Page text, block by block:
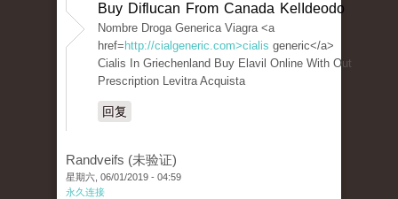
Buy Diflucan From Canada KelIdeodo
Nombre Droga Generica Viagra <a
href= http://cialgeneric.com>cialis generic</a>
Cialis In Griechenland Buy Elavil Online With Out
Prescription Levitra Acquista
回复
Randveifs (未验证)
星期六, 06/01/2019 - 04:59
永久连接